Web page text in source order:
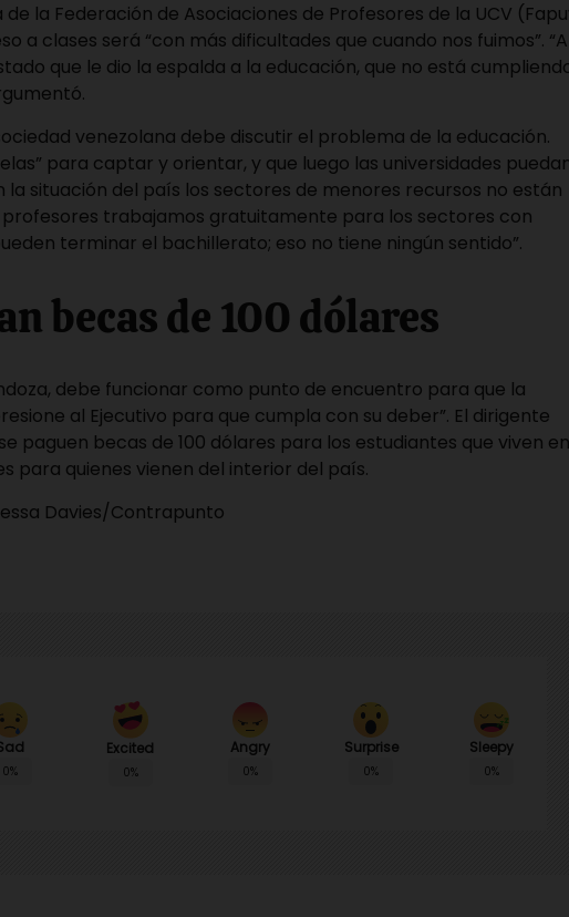
la Federación de Asociaciones de Profesores de la UCV
a clases será “con más dificultades que cuando nos fuimos”. “A
que le dio la espalda a la educación, que no está
venezolana debe discutir el problema de la educación.
para captar y orientar, y que luego las universidades
la situación del país los sectores de menores recursos no están
profesores trabajamos gratuitamente para los sectores con
terminar el bachillerato; eso no tiene ningún sentido”.
becas de 100 dólares
debe funcionar como punto de encuentro para que la
al Ejecutivo para que cumpla con su deber”. El dirigente
paguen becas de 100 dólares para los estudiantes que viven en
para quienes vienen del interior del país.
Davies/Contrapunto
0%
Excited
0%
Angry
0%
Surprise
0%
Sleepy
0%